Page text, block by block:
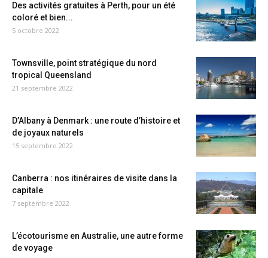
Des activités gratuites à Perth, pour un été
coloré et bien...
5 octobre 2022
Townsville, point stratégique du nord
tropical Queensland
21 septembre 2022
D’Albany à Denmark : une route d’histoire et
de joyaux naturels
15 septembre 2022
Canberra : nos itinéraires de visite dans la
capitale
7 septembre 2022
L’écotourisme en Australie, une autre forme
de voyage